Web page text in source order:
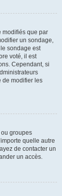
modifiés que par
un sondage,
sondage est
voté, il est
Cependant, si
de modifier les
groupes
quelle autre
de contacter un
un accès.